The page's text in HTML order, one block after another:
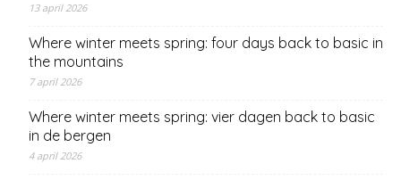
13 april 2026
Where winter meets spring: four days back to basic in
the mountains
7 april 2026
Where winter meets spring: vier dagen back to basic
in de bergen
4 april 2026